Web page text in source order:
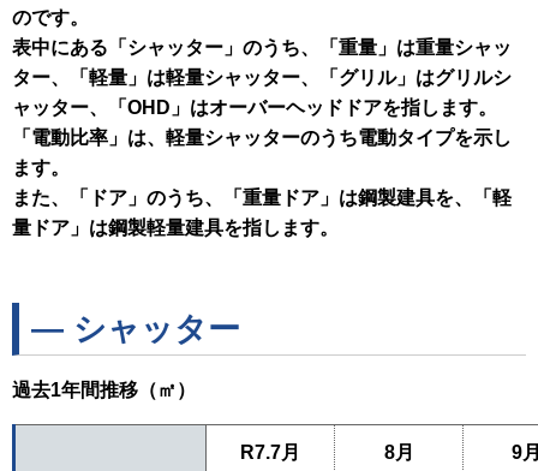
のです。
表中にある「シャッター」のうち、「重量」は重量シャッ
ター、「軽量」は軽量シャッター、「グリル」はグリルシ
ャッター、「OHD」はオーバーヘッドドアを指します。
「電動比率」は、軽量シャッターのうち電動タイプを示し
ます。
また、「ドア」のうち、「重量ドア」は鋼製建具を、「軽
量ドア」は鋼製軽量建具を指します。
― シャッター
過去1年間推移（㎡）
R7.7月 8月 9